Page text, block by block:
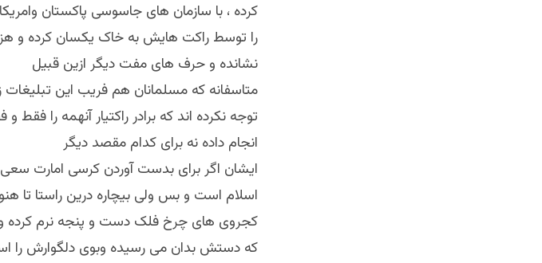
کرده ، با سازمان های جاسوسی پاکستان
را توسط راکت هايش به خاک يکسان کرده و
نشانده و حرف های مفت دیگر ازين قبيل
متاسفانه که مسلمانان هم فريب اين
توجه نکرده اند که برادر راکتيار آنهمه را
انجام داده نه برای کدام مقصد ديگر
ايشان اگر برای بدست آوردن کرسی امارت سعی
اسلام است و بس ولی بيچاره درين راستا تا
کجروی های چرخ فلک دست و پنجه نرم کرده
که دستش بدان می رسيده وبوی دلگوارش را